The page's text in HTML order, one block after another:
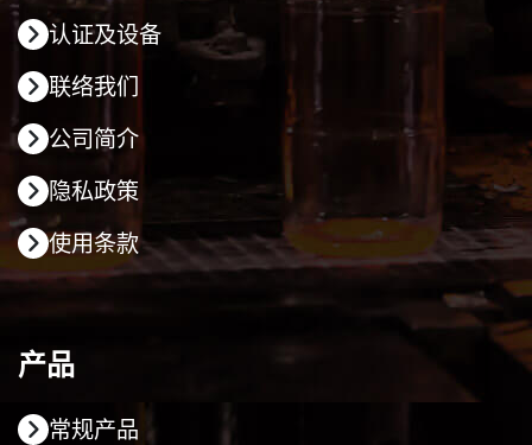
认证及设备
联络我们
公司简介
隐私政策
使用条款
产品
常规产品